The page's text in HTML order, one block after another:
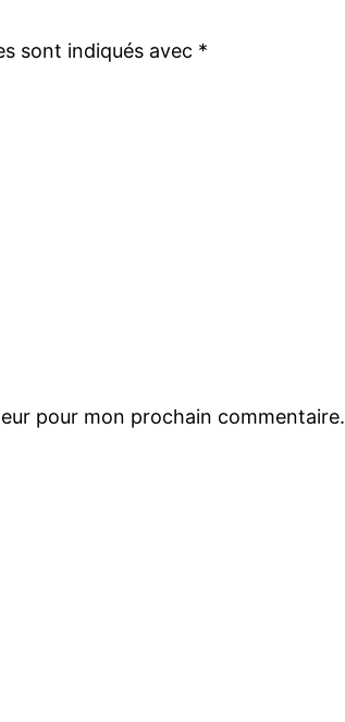
sont indiqués avec *
pour mon prochain commentaire.